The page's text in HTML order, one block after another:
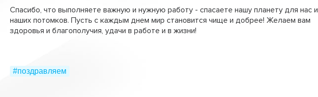
Спасибо, что выполняете важную и нужную работу - спасаете нашу планету для нас и
наших потомков. Пусть с каждым днем мир становится чище и добрее! Желаем вам
здоровья и благополучия, удачи в работе и в жизни!
#поздравляем